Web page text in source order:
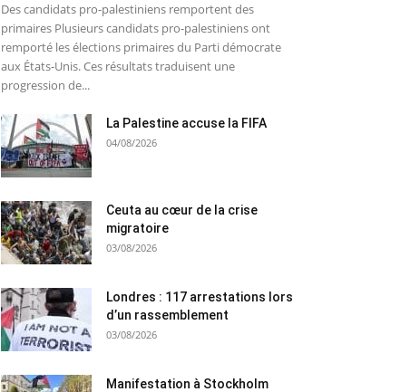
Des candidats pro-palestiniens remportent des
primaires Plusieurs candidats pro-palestiniens ont
remporté les élections primaires du Parti démocrate
aux États-Unis. Ces résultats traduisent une
progression de...
La Palestine accuse la FIFA
04/08/2026
Ceuta au cœur de la crise
migratoire
03/08/2026
Londres : 117 arrestations lors
d’un rassemblement
03/08/2026
Manifestation à Stockholm